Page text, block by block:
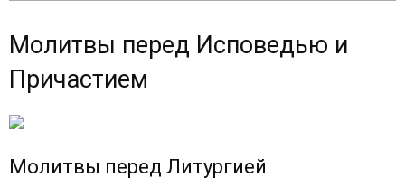
Молитвы перед Исповедью и
Причастием
Молитвы перед Литургией